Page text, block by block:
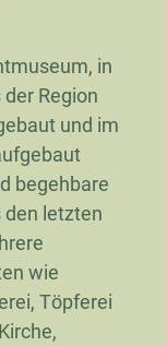
in
Region
und im
begehbare
den letzten
wie
Töpferei